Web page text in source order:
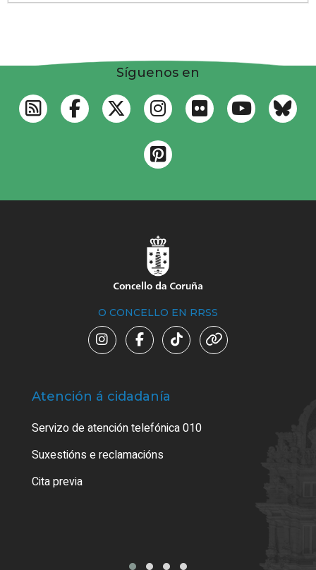
Síguenos en
O CONCELLO EN RRSS
Atención á cidadanía
Servizo de atención telefónica 010
Suxestións e reclamacións
Cita previa